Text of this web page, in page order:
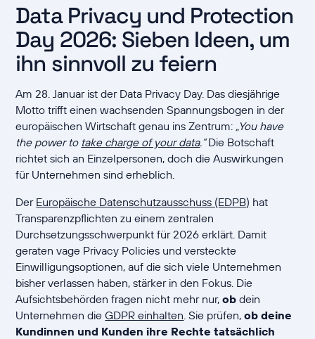
Data Privacy und Protection
Day 2026: Sieben Ideen, um
ihn sinnvoll zu feiern
Am 28. Januar ist der Data Privacy Day. Das diesjährige
Motto trifft einen wachsenden Spannungsbogen in der
europäischen Wirtschaft genau ins Zentrum: „You have
the power to take charge of your data.“Die Botschaft
richtet sich an Einzelpersonen, doch die Auswirkungen
für Unternehmen sind erheblich.
Der Europäische Datenschutzausschuss (EDPB) hat
Transparenzpflichten zu einem zentralen
Durchsetzungsschwerpunkt für 2026 erklärt. Damit
geraten vage Privacy Policies und versteckte
Einwilligungsoptionen, auf die sich viele Unternehmen
bisher verlassen haben, stärker in den Fokus. Die
Aufsichtsbehörden fragen nicht mehr nur,ob dein
Unternehmen dieGDPR einhalten . Sie prüfen,ob deine
Kundinnen und Kunden ihre Rechte tatsächlich